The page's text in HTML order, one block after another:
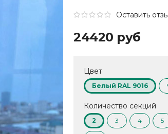
Оставить
24420 руб
Цвет
Белый RAL 9016
Количество секций
2 3 4 5